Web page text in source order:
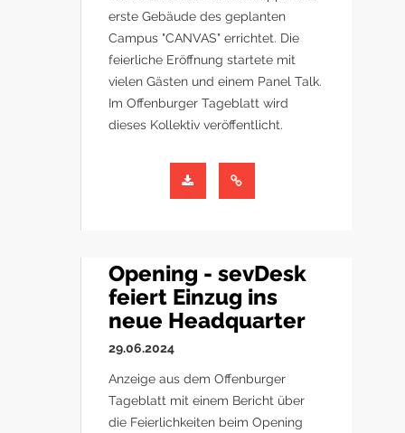
erste Gebäude des geplanten
Campus "CANVAS" errichtet. Die
feierliche Eröffnung startete mit
vielen Gästen und einem Panel Talk.
Im Offenburger Tageblatt wird
dieses Kollektiv veröffentlicht.
Opening - sevDesk
feiert Einzug ins
neue Headquarter
29.06.2024
Anzeige aus dem Offenburger
Tageblatt mit einem Bericht über
die Feierlichkeiten beim Opening